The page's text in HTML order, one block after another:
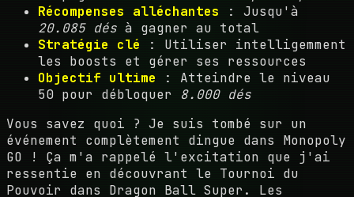
Récompenses alléchantes : Jusqu'à
20.085 dés à gagner au total
Stratégie clé : Utiliser intelligemment
les boosts et gérer ses ressources
Objectif ultime : Atteindre le niveau
50 pour débloquer 8.000 dés
Vous savez quoi ? Je suis tombé sur un
événement complètement dingue dans Monopoly
GO ! Ça m'a rappelé l'excitation que j'ai
ressentie en découvrant le Tournoi du
Pouvoir dans Dragon Ball Super. Les